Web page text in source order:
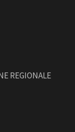
REGIONALE